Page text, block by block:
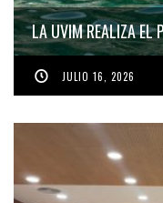
LA UVIM REALIZA EL
JULIO 16, 2026